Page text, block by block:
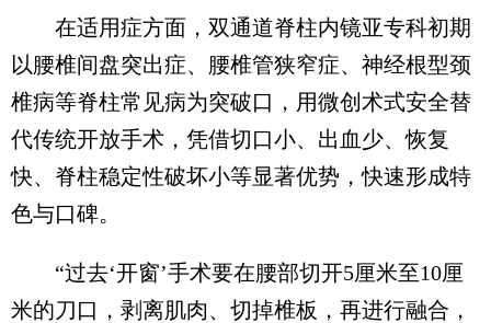
在适用症方面，双通道脊柱内镜亚专科初期
以腰椎间盘突出症、腰椎管狭窄症、神经根型颈
椎病等脊柱常见病为突破口，用微创术式安全替
代传统开放手术，凭借切口小、出血少、恢复
快、脊柱稳定性破坏小等显著优势，快速形成特
色与口碑。
“过去‘开窗’手术要在腰部切开5厘米至10厘
米的刀口，剥离肌肉、切掉椎板，再进行融合，